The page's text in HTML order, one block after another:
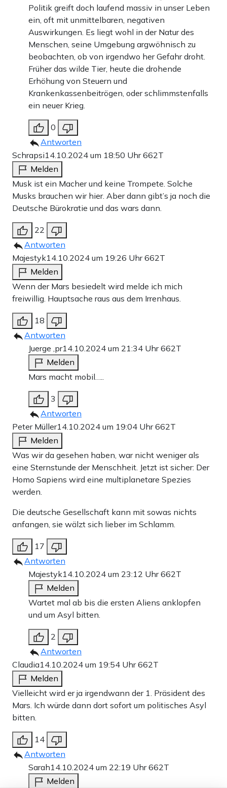
Politik greift doch laufend massiv in unser Leben
ein, oft mit unmittelbaren, negativen
Auswirkungen. Es liegt wohl in der Natur des
Menschen, seine Umgebung argwöhnisch zu
beobachten, ob von irgendwo her Gefahr droht.
Früher das wilde Tier, heute die drohende
Erhöhung von Steuern und
Krankenkassenbeitrögen, oder schlimmstenfalls
ein neuer Krieg.
0
Antworten
Schrapsi14.10.2024 um 18:50 Uhr662T
Melden
Musk ist ein Macher und keine Trompete. Solche
Musks brauchen wir hier. Aber dann gibt’s ja noch die
Deutsche Bürokratie und das wars dann.
22
Antworten
Majestyk14.10.2024 um 19:26 Uhr662T
Melden
Wenn der Mars besiedelt wird melde ich mich
freiwillig. Hauptsache raus aus dem Irrenhaus.
18
Antworten
Juerge ,pr14.10.2024 um 21:34 Uhr662T
Melden
Mars macht mobil…..
3
Antworten
Peter Müller14.10.2024 um 19:04 Uhr662T
Melden
Was wir da gesehen haben, war nicht weniger als
eine Sternstunde der Menschheit. Jetzt ist sicher: Der
Homo Sapiens wird eine multiplanetare Spezies
werden.
Die deutsche Gesellschaft kann mit sowas nichts
anfangen, sie wälzt sich lieber im Schlamm.
17
Antworten
Majestyk14.10.2024 um 23:12 Uhr662T
Melden
Wartet mal ab bis die ersten Aliens anklopfen
und um Asyl bitten.
2
Antworten
Claudia14.10.2024 um 19:54 Uhr662T
Melden
Vielleicht wird er ja irgendwann der 1. Präsident des
Mars. Ich würde dann dort sofort um politisches Asyl
bitten.
14
Antworten
Sarah14.10.2024 um 22:19 Uhr662T
Melden